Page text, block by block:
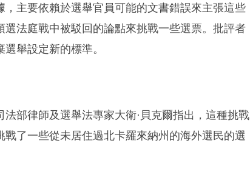
主要依賴於選舉官員可能的文書錯誤來主張這些
法庭戰中被駁回的論點來挑戰一些選票。批評者
舉設定新的標準。
部律師及選舉法專家大衛·貝克爾指出，這種挑戰
了一些從未居住過北卡羅來納州的海外選民的選